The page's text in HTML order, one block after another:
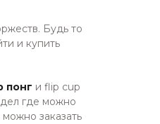
Будь то
и купить
понг и flip cup
где можно
заказать